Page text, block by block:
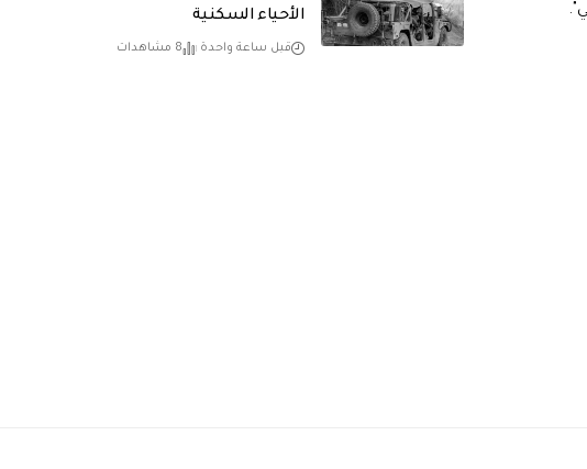
الأحياء السكنية
قبل ساعة واحدة 8 مشاهدات